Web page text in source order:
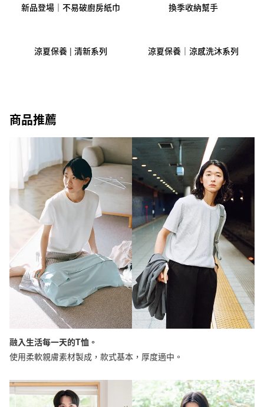
新品登場｜不易破廚房紙巾 換季收納幫手
涼夏保養 | 清新系列 涼夏保養｜涼感洗沐系列
商品推薦
融入生活每一天的T恤。
使用柔軟親膚素材製成，款式基本，厚度適中。